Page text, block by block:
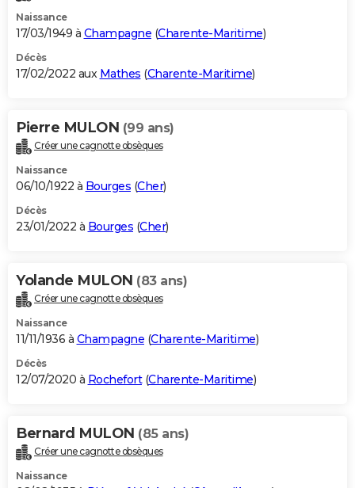
Naissance
17/03/1949 à Champagne (Charente-Maritime)
Décès
17/02/2022 aux Mathes (Charente-Maritime)
Pierre MULON (99 ans)
Créer une cagnotte obsèques
Naissance
06/10/1922 à Bourges (Cher)
Décès
23/01/2022 à Bourges (Cher)
Yolande MULON (83 ans)
Créer une cagnotte obsèques
Naissance
11/11/1936 à Champagne (Charente-Maritime)
Décès
12/07/2020 à Rochefort(Charente-Maritime)
Bernard MULON (85 ans)
Créer une cagnotte obsèques
Naissance